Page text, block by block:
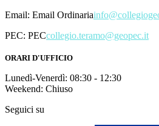
Email: Email Ordinaria
PEC: PECcollegio.teramo@geopec.it
ORARI D'UFFICIO
Lunedì-Venerdì: 08:30 - 12:30
Weekend: Chiuso
Seguici su